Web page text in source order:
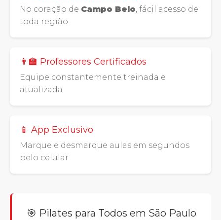
No coração de Campo Belo, fácil acesso de
toda região
👨‍🏫 Professores Certificados
Equipe constantemente treinada e
atualizada
📱 App Exclusivo
Marque e desmarque aulas em segundos
pelo celular
🎯 Pilates para Todos em São Paulo